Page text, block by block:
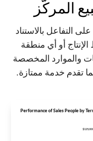
المركّز
التفاعل بالاستناد
أو أي منطقة
والموارد المخصصة
تقدم خدمة ممتازة.